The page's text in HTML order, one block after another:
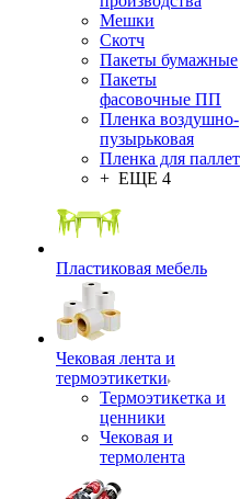
Мешки
Скотч
Пакеты бумажные
Пакеты
фасовочные ПП
Пленка воздушно-
пузырьковая
Пленка для паллет
+ ЕЩЕ 4
Пластиковая мебель
Чековая лента и
термоэтикетки
Термоэтикетка и
ценники
Чековая и
термолента